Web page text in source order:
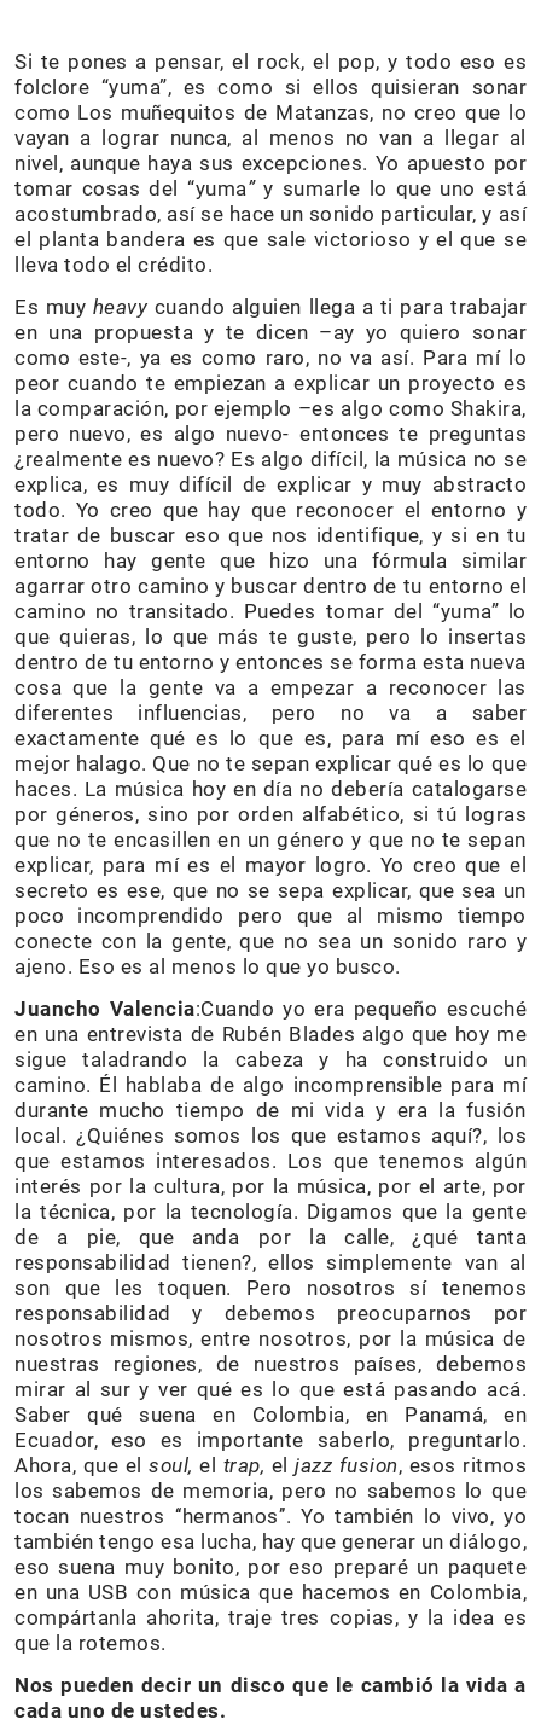
Si te pones a pensar, el rock, el pop, y todo eso es
folclore “yuma”, es como si ellos quisieran sonar
como Los muñequitos de Matanzas, no creo que lo
vayan a lograr nunca, al menos no van a llegar al
nivel, aunque haya sus excepciones. Yo apuesto por
tomar cosas del “yuma”y sumarle lo que uno está
acostumbrado, así se hace un sonido particular, y así
el planta bandera es que sale victorioso y el que se
lleva todo el crédito.
Es muy heavy cuando alguien llega a ti para trabajar
en una propuesta y te dicen –ay yo quiero sonar
como este-, ya es como raro, no va así. Para mí lo
peor cuando te empiezan a explicar un proyecto es
la comparación, por ejemplo –es algo como Shakira,
pero nuevo, es algo nuevo- entonces te preguntas
¿realmente es nuevo? Es algo difícil, la música no se
explica, es muy difícil de explicar y muy abstracto
todo. Yo creo que hay que reconocer el entorno y
tratar de buscar eso que nos identifique, y si en tu
entorno hay gente que hizo una fórmula similar
agarrar otro camino y buscar dentro de tu entorno el
camino no transitado. Puedes tomar del “yuma” lo
que quieras, lo que más te guste, pero lo insertas
dentro de tu entorno y entonces se forma esta nueva
cosa que la gente va a empezar a reconocer las
diferentes influencias, pero no va a saber
exactamente qué es lo que es, para mí eso es el
mejor halago. Que no te sepan explicar qué es lo que
haces. La música hoy en día no debería catalogarse
por géneros, sino por orden alfabético, si tú logras
que no te encasillen en un género y que no te sepan
explicar, para mí es el mayor logro. Yo creo que el
secreto es ese, que no se sepa explicar, que sea un
poco incomprendido pero que al mismo tiempo
conecte con la gente, que no sea un sonido raro y
ajeno. Eso es al menos lo que yo busco.
Juancho Valencia:Cuando yo era pequeño escuché
en una entrevista de Rubén Blades algo que hoy me
sigue taladrando la cabeza y ha construido un
camino. Él hablaba de algo incomprensible para mí
durante mucho tiempo de mi vida y era la fusión
local. ¿Quiénes somos los que estamos aquí?, los
que estamos interesados. Los que tenemos algún
interés por la cultura, por la música, por el arte, por
la técnica, por la tecnología. Digamos que la gente
de a pie, que anda por la calle, ¿qué tanta
responsabilidad tienen?, ellos simplemente van al
son que les toquen. Pero nosotros sí tenemos
responsabilidad y debemos preocuparnos por
nosotros mismos, entre nosotros, por la música de
nuestras regiones, de nuestros países, debemos
mirar al sur y ver qué es lo que está pasando acá.
Saber qué suena en Colombia, en Panamá, en
Ecuador, eso es importante saberlo, preguntarlo.
Ahora, que el soul, el trap, el jazz fusion, esos ritmos
los sabemos de memoria, pero no sabemos lo que
tocan nuestros ‘‘hermanos’’. Yo también lo vivo, yo
también tengo esa lucha, hay que generar un diálogo,
eso suena muy bonito, por eso preparé un paquete
en una USB con música que hacemos en Colombia,
compártanla ahorita, traje tres copias, y la idea es
que la rotemos.
Nos pueden decir un disco que le cambió la vida a
cada uno de ustedes.